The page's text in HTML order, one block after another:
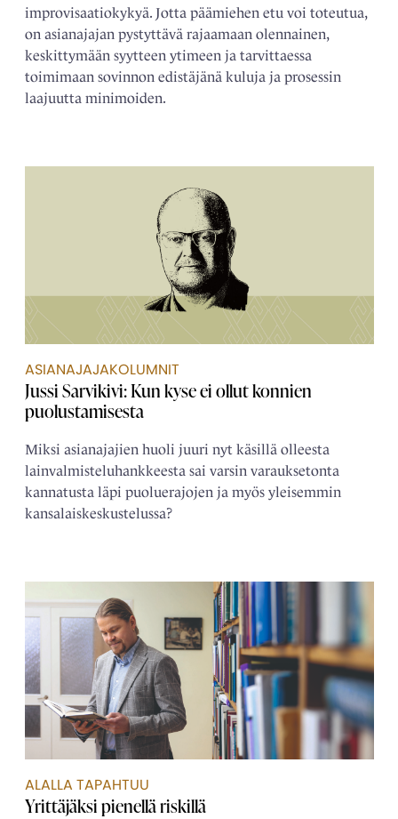
improvisaatiokykyä. Jotta päämiehen etu voi toteutua,
on asianajajan pystyttävä rajaamaan olennainen,
keskittymään syytteen ytimeen ja tarvittaessa
toimimaan sovinnon edistäjänä kuluja ja prosessin
laajuutta minimoiden.
ASIANAJAJAKOLUMNIT
Jussi Sarvikivi: Kun kyse ei ollut konnien
puolustamisesta
Miksi asianajajien huoli juuri nyt käsillä olleesta
lainvalmisteluhankkeesta sai varsin varauksetonta
kannatusta läpi puoluerajojen ja myös yleisemmin
kansalaiskeskustelussa?
ALALLA TAPAHTUU
Yrittäjäksi pienellä riskillä